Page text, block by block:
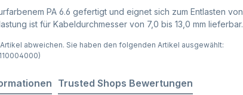
PA 6.6 gefertigt und eignet sich zum Entlasten von
ist für Kabeldurchmesser von 7,0 bis 13,0 mm lieferbar.
abweichen. Sie haben den folgenden Artikel ausgewählt:
Trusted Shops Bewertungen